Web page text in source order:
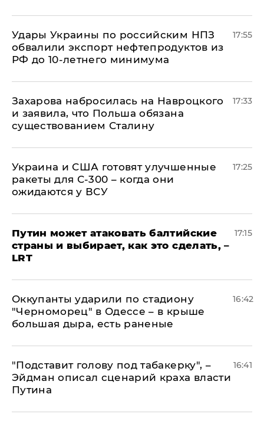
Удары Украины по российским НПЗ
обвалили экспорт нефтепродуктов из
РФ до 10-летнего минимума
17:55
​Захарова набросилась на Навроцкого
и заявила, что Польша обязана
существованием Сталину
17:33
Украина и США готовят улучшенные
ракеты для С-300 – когда они
ожидаются у ВСУ
17:25
Путин может атаковать балтийские
страны и выбирает, как это сделать, –
LRT
17:15
Оккупанты ударили по стадиону
"Черноморец" в Одессе – в крыше
большая дыра, есть раненые
16:42
​"Подставит голову под табакерку", –
Эйдман описал сценарий краха власти
Путина
16:41